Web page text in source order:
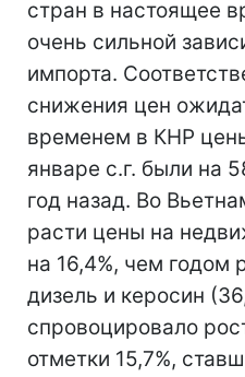
стран в настоящее
очень сильной
импорта.
снижения цен
временем в КНР
январе с.г. были на
год назад. Во
расти цены на
на 16,4%, чем годом
дизель и керосин
спровоцировало
отметки 15,7%,